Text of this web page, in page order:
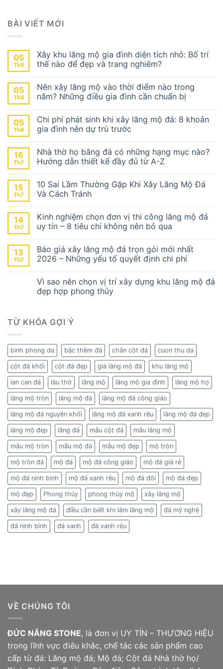
BÀI VIẾT MỚI
05
Th8
Xây khu lăng mộ gia đình diện tích nhỏ: Bố trí
thế nào để đẹp và trang nghiêm?
05
Th8
Nên xây lăng mộ vào thời điểm nào trong
năm? Những điều gia đình cần chuẩn bị
05
Th8
Chi phí phát sinh khi xây lăng mộ đá: 8 khoản
gia đình nên dự trù trước
16
Th7
Nhà thờ họ bằng đá có những hạng mục nào?
Hướng dẫn thiết kế đầy đủ từ A-Z
15
Th7
10 Sai Lầm Thường Gặp Khi Xây Lăng Mộ Đá
Và Cách Tránh
14
Th7
Kinh nghiệm chọn đơn vị thi công lăng mộ đá
uy tín – 8 tiêu chí không nên bỏ qua
13
Th7
Báo giá xây lăng mộ đá trọn gói mới nhất
2026 – Những yếu tố quyết định chi phí
Vì sao nên chọn vị trí xây dựng khu lăng mộ đá
đẹp hợp phong thủy
TỪ KHÓA GỢI Ý
binh phong da bậc thềm đá chân cột đá cuon thu da
cột đá khối cột đá đẹp giá lăng mộ đá khu lăng mộ
lan can đá lâu thờ lăng mộ lăng mộ gia đình lăng mộ họ
lăng mộ tròn lăng mộ đá lăng mộ đá công giáo
lăng mộ đá nguyên khối lăng mộ đá xanh rêu lăng mộ đá đẹp
lăng mộ đẹp lăng đá mẫu cột đá mẫu lăng mộ
mẫu mộ tròn mẫu mộ đá mẫu mộ đẹp mộ tròn
mộ tròn đá mộ đá mộ đá công giáo mộ đá giá rẻ
mộ đá ninh bình mộ đá xanh rêu mộ đá đôi mộ đá đẹp
mộ đẹp Phong thủy phong thủy mộ xây lăng mộ
xây lăng mộ đá điều cần biết khi làm lăng mộ đá mỹ nghệ
đá ninh bình đá xanh đá xanh rêu
VỀ CHÚNG TÔI
ĐỨC NĂNG STONE, là đơn vị UY TÍN – THƯƠNG HIỆU
trong lĩnh vực điêu khắc, chế tác các sản phẩm cao
cấp từ đá: Lăng mộ đá; Mộ đá; Cột đá Nhà thờ họ/